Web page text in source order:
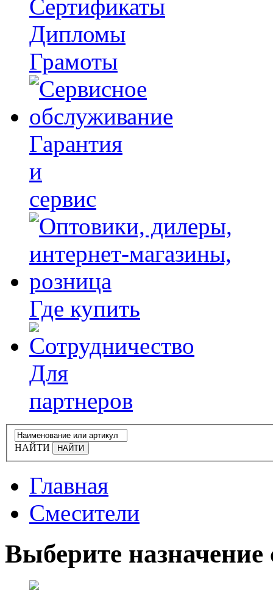
Сертификаты
Дипломы
Грамоты
Гарантия
и
сервис
Где купить
Для
партнеров
НАЙТИ
Главная
Смесители
Выберите назначение